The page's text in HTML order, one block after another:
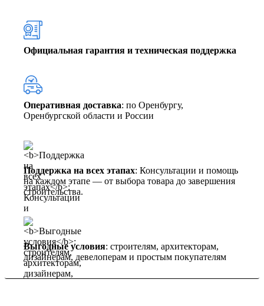
Официальная гарантия и техническая поддержка
Оперативная доставка: по Оренбургу,
Оренбургской области и России
Поддержка на всех этапах: Консультации и помощь
на каждом этапе — от выбора товара до завершения
строительства.
Выгодные условия: строителям, архитекторам,
дизайнерам, девелоперам и простым покупателям